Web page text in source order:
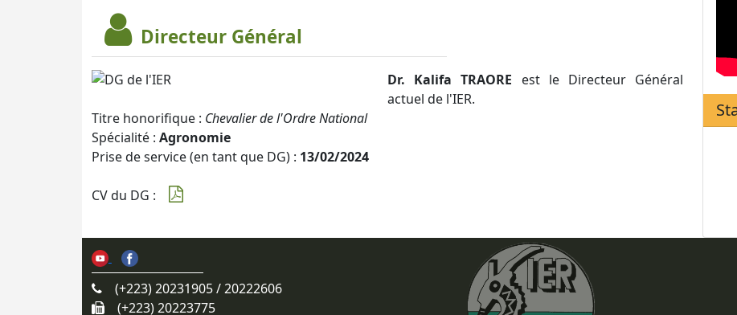
Directeur Général
Dr. Kalifa TRAORE est le Directeur Général
actuel de l'IER.
Titre honorifique : Chevalier de l'Ordre National
Spécialité : Agronomie
Prise de service (en tant que DG) : 13/02/2024
CV du DG :
(+223) 20231905 / 20222606
(+223) 20223775